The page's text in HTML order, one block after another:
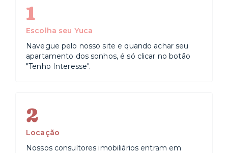
1
Escolha seu Yuca
Navegue pelo nosso site e quando achar seu
apartamento dos sonhos, é só clicar no botão
"Tenho Interesse".
2
Locação
Nossos consultores imobiliários entram em